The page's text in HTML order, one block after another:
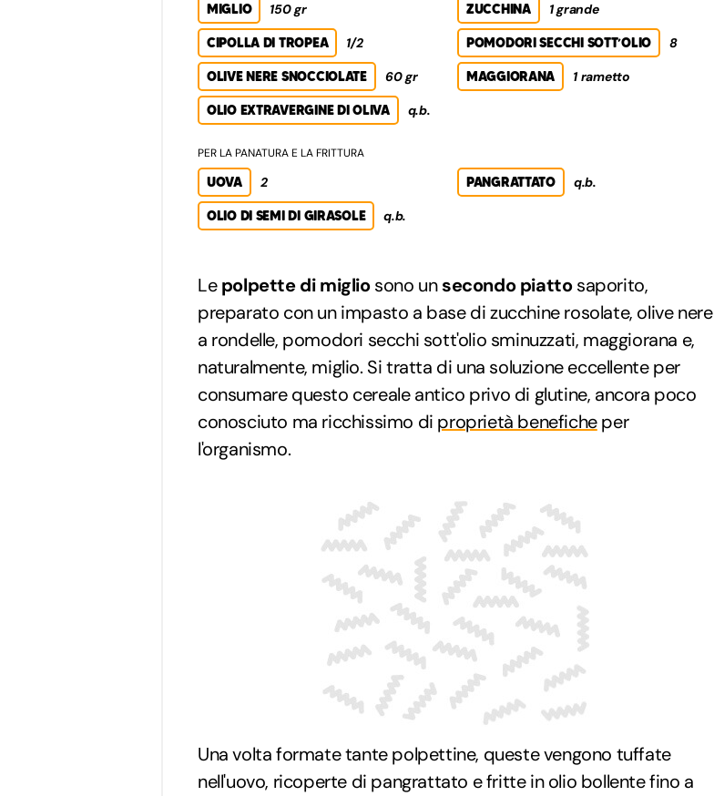
MIGLIO 150 gr ZUCCHINA 1 grande
CIPOLLA DI TROPEA 1/2 POMODORI SECCHI SOTT’OLIO 8
OLIVE NERE SNOCCIOLATE 60 gr MAGGIORANA 1 rametto
OLIO EXTRAVERGINE DI OLIVA q.b.
PER LA PANATURA E LA FRITTURA
UOVA 2 PANGRATTATO q.b.
OLIO DI SEMI DI GIRASOLE q.b.
Lepolpette di migliosono unsecondo piattosaporito,
preparato con un impasto a base di zucchine rosolate, olive nere
a rondelle, pomodori secchi sott'olio sminuzzati, maggiorana e,
naturalmente, miglio. Si tratta di una soluzione eccellente per
consumare questo cereale antico privo di glutine, ancora poco
conosciuto ma ricchissimo di proprietà beneficheper
l'organismo.
Una volta formate tante polpettine, queste vengono tuffate
nell'uovo, ricoperte di pangrattato e fritte in olio bollente fino a